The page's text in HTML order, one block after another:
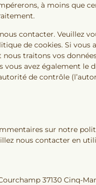
à moins que
contacter. Veuillez
de cookies. Si vous
traitons vos
vous avez également le
de contrôle
sur notre
nous contacter en
37130 Cinq-